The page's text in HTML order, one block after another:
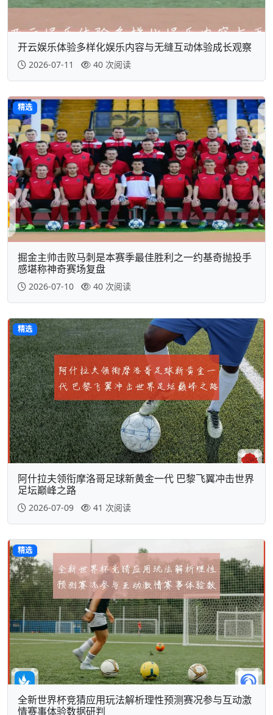
开云娱乐体验多样化娱乐内容与无缝互动体验成长观察
2026-07-11 40 次阅读
精选
掘金主帅击败马刺是本赛季最佳胜利之一约基奇抛投手
感堪称神奇赛场复盘
2026-07-10 40 次阅读
精选
阿什拉夫领衔摩洛哥足球新黄金一代 巴黎飞翼冲击世界
足坛巅峰之路
2026-07-09 41 次阅读
精选
全新世界杯竞猜应用玩法解析理性预测赛况参与互动激
情赛事体验数据研判